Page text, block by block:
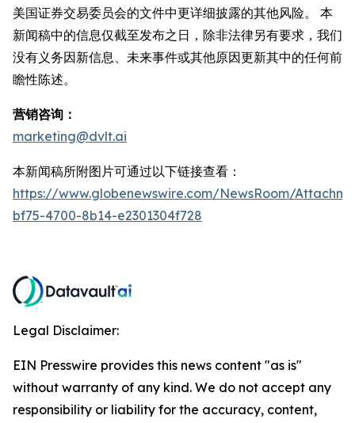
美国证券交易委员会的文件中更详细披露的其他风险。 本
新闻稿中的信息仅截至发布之日，除非法律另有要求，我们
没有义务因新信息、未来事件或其他原因更新其中的任何前
瞻性陈述。
营销咨询：
marketing@dvlt.ai
本新闻稿所附图片可通过以下链接查看：
https://www.globenewswire.com/NewsRoom/
bf75-4700-8b14-e2301304f728
Legal Disclaimer:
EIN Presswire provides this news content "as is"
without warranty of any kind. We do not accept any
responsibility or liability for the accuracy, content,